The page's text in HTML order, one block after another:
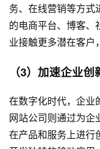
务、在线营销等方式
的电商平台、博客、
业接触更多潜在客户
（3）加速企业创
在数字化时代，企业
网站公司则通过为企
在产品和服务上进行